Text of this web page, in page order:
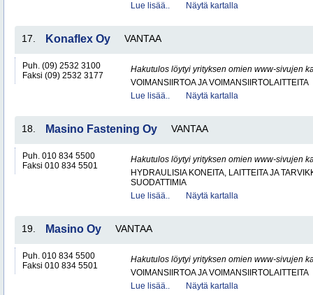
Lue lisää..
Näytä kartalla
17. Konaflex Oy VANTAA
Puh. (09) 2532 3100
Faksi (09) 2532 3177
Hakutulos löytyi yrityksen omien www-sivujen
VOIMANSIIRTOA JA VOIMANSIIRTOLAITTEITA
Lue lisää..
Näytä kartalla
18. Masino Fastening Oy VANTAA
Puh. 010 834 5500
Faksi 010 834 5501
Hakutulos löytyi yrityksen omien www-sivujen
HYDRAULISIA KONEITA, LAITTEITA JA
SUODATTIMIA
Lue lisää..
Näytä kartalla
19. Masino Oy VANTAA
Puh. 010 834 5500
Faksi 010 834 5501
Hakutulos löytyi yrityksen omien www-sivujen
VOIMANSIIRTOA JA VOIMANSIIRTOLAITTEITA
Lue lisää..
Näytä kartalla